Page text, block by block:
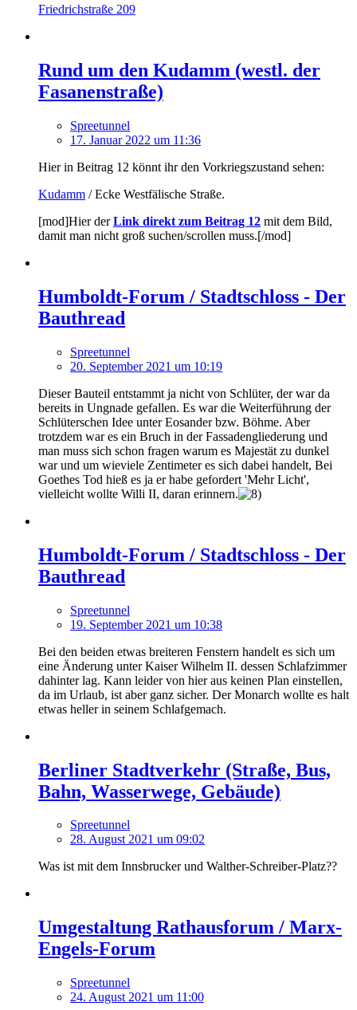
Friedrichstraße 209
Rund um den Kudamm (westl. der
Fasanenstraße)
Spreetunnel
17. Januar 2022 um 11:36
Hier in Beitrag 12 könnt ihr den Vorkriegszustand sehen:
Kudamm / Ecke Westfälische Straße.
[mod]Hier derLink direkt zum Beitrag 12 mit dem Bild,
damit man nicht groß suchen/scrollen muss.[/mod]
Humboldt-Forum / Stadtschloss - Der
Bauthread
Spreetunnel
20. September 2021 um 10:19
Dieser Bauteil entstammt ja nicht von Schlüter, der war da
bereits in Ungnade gefallen. Es war die Weiterführung der
Schlüterschen Idee unter Eosander bzw. Böhme. Aber
trotzdem war es ein Bruch in der Fassadengliederung und
man muss sich schon fragen warum es Majestät zu dunkel
war und um wieviele Zentimeter es sich dabei handelt, Bei
Goethes Tod hieß es ja er habe gefordert 'Mehr Licht',
vielleicht wollte Willi II, daran erinnern.
Humboldt-Forum / Stadtschloss - Der
Bauthread
Spreetunnel
19. September 2021 um 10:38
Bei den beiden etwas breiteren Fenstern handelt es sich um
eine Änderung unter Kaiser Wilhelm II. dessen Schlafzimmer
dahinter lag. Kann leider von hier aus keinen Plan einstellen,
da im Urlaub, ist aber ganz sicher. Der Monarch wollte es halt
etwas heller in seinem Schlafgemach.
Berliner Stadtverkehr (Straße, Bus,
Bahn, Wasserwege, Gebäude)
Spreetunnel
28. August 2021 um 09:02
Was ist mit dem Innsbrucker und Walther-Schreiber-Platz??
Umgestaltung Rathausforum / Marx-
Engels-Forum
Spreetunnel
24. August 2021 um 11:00